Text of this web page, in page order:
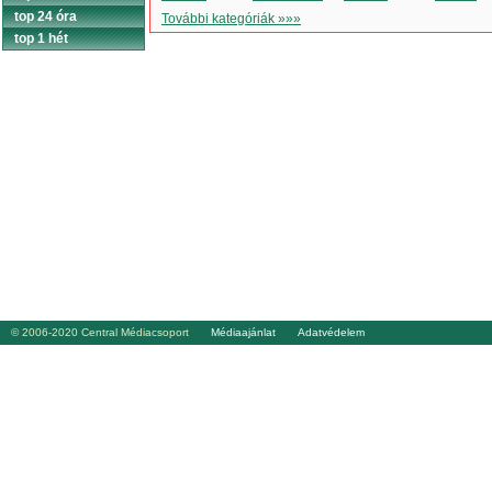
További kategóriák »»»
top 24 óra
top 1 hét
© 2006-2020 Central Médiacsoport Médiaajánlat Adatvédelem